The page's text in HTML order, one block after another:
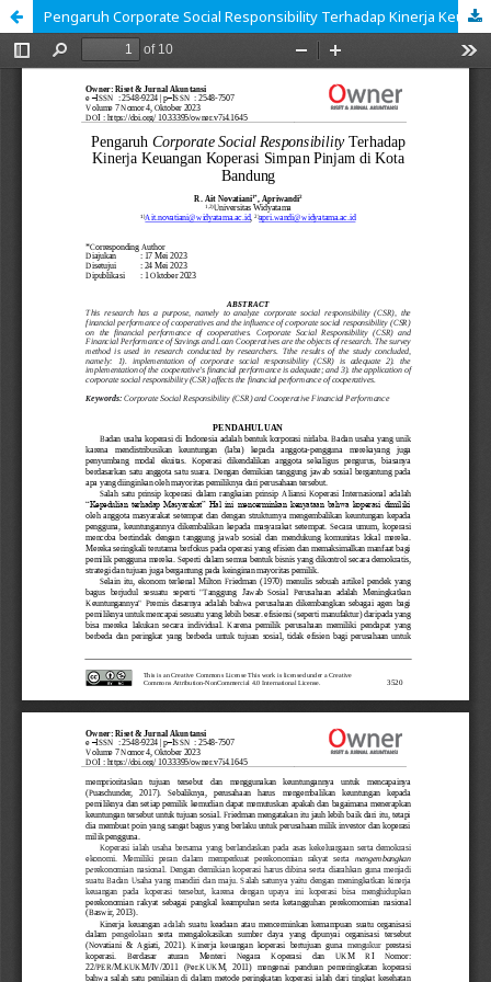
Pengaruh Corporate Social Responsibility Terhadap Kinerja Keuangan Koperasi Simpan Pinjam di Kota Bandung